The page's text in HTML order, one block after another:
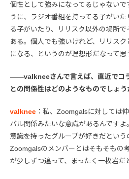
個性として強みになってるじゃない
うに、ラジオ番組を持ってる子がい
る子がいたり、リリスク以外の場所
ある。個人でも強いけれど、リリス
になる、というのが理想形だなって思
――valkneeさんで言えば、直近でコ
との関係性はどのようなものでしょう
valknee ：私、Zoomgalsに対しては
バル関係みたいな意識があるんです
意識を持ったグループが好きだという
Zoomgalsのメンバーとはそもそもの
が少しずつ違って、まったく一枚岩だ